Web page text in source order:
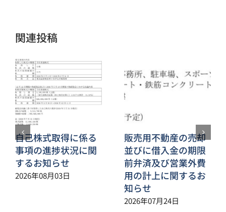
関連投稿
自己株式取得に係る
事項の進捗状況に関
するお知らせ
2026年08月03日
販売用不動産の売却
並びに借入金の期限
前弁済及び営業外費
用の計上に関するお
知らせ
2026年07月24日